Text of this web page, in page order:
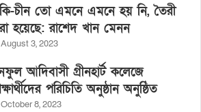
চীন তো এমনে এমনে হয় নি, তৈরী
হয়েছে: রাশেদ খান মেনন
August 3, 2023
আদিবাসী গ্রীনহার্ট কলেজে
পরিচিতি অনুষ্ঠান অনুষ্ঠিত
October 8, 2023